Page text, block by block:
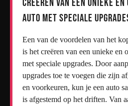
Creëren van een unieke en
auto met speciale
Een van de voordelen van het
is het creëren van een unieke en
met speciale upgrades. Door
upgrades toe te voegen die zijn
en voorkeuren, kun je een auto
is afgestemd op het driften. Van